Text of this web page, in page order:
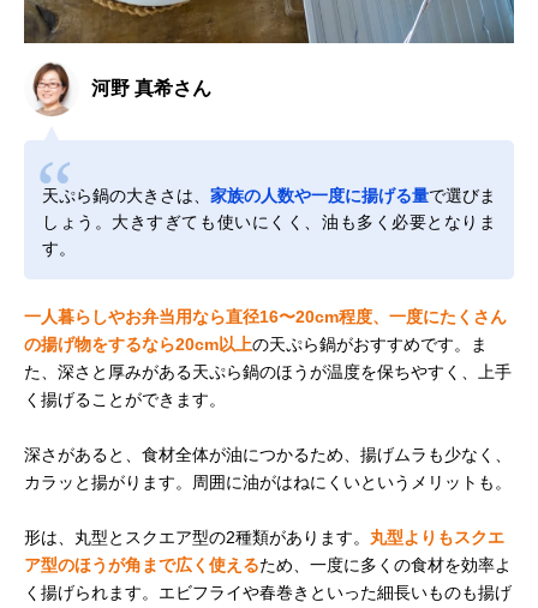
河野 真希さん
天ぷら鍋の大きさは、 家族の人数や一度に揚げる量で選びま
しょう。大きすぎても使いにくく、油も多く必要となりま
す。
一人暮らしやお弁当用なら直径16〜20cm程度、一度にたくさん
の揚げ物をするなら20cm以上の天ぷら鍋がおすすめです。ま
た、深さと厚みがある天ぷら鍋のほうが温度を保ちやすく、上手
く揚げることができます。
深さがあると、食材全体が油につかるため、揚げムラも少なく、
カラッと揚がります。周囲に油がはねにくいというメリットも。
形は、丸型とスクエア型の2種類があります。 丸型よりもスクエ
ア型のほうが角まで広く使えるため、一度に多くの食材を効率よ
く揚げられます。エビフライや春巻きといった細長いものも揚げ